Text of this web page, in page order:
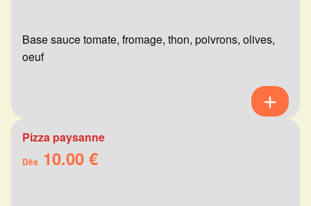
Base sauce tomate, fromage, thon, poivrons, olives,
oeuf
Pizza paysanne
Dès 10.00 €